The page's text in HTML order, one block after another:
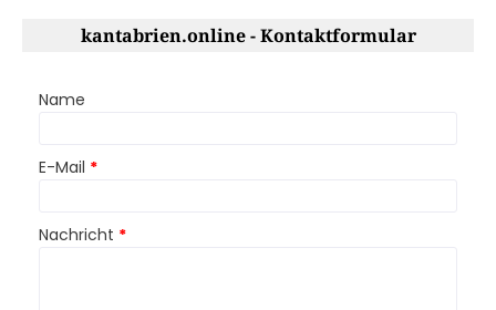
kantabrien.online - Kontaktformular
Name
E-Mail *
Nachricht *